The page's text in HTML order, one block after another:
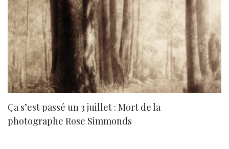
Ça s’est passé un 3 juillet : Mort de la
photographe Rose Simmonds